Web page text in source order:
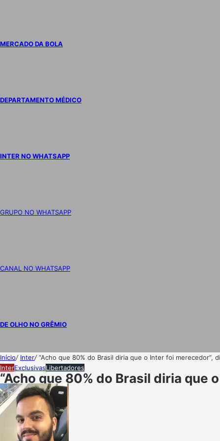
MERCADO DA BOLA
DEPARTAMENTO MÉDICO
INTER NO WHATSAPP
GRUPO NO WHATSAPP
CANAL NO WHATSAPP
DE OLHO NO GRÊMIO
Início/ Inter/“Acho que 80% do Brasil diria que o Inter foi merecedor”,
InterExclusivasLibertadores
“Acho que 80% do Brasil diria